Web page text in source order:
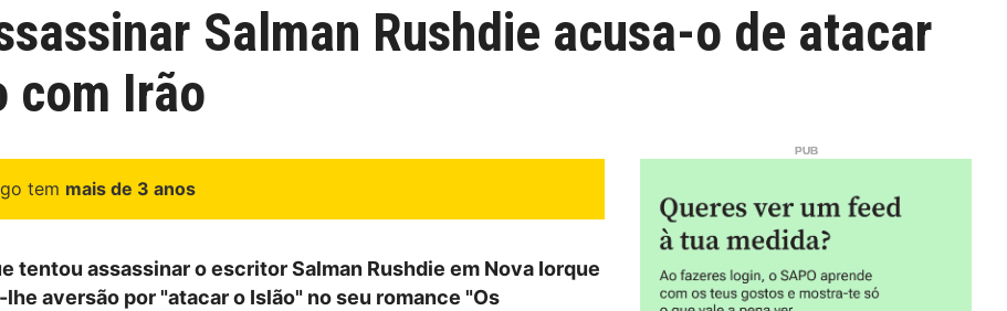
Salman Rushdie acusa-o de atacar
com Irão
tem mais de 3 anos
tentou assassinar o escritor Salman Rushdie em Nova Iorque
aversão por "atacar o Islão" no seu romance "Os